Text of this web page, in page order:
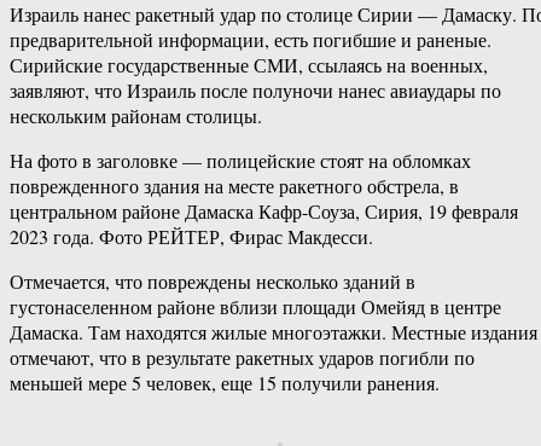
Израиль нанес ракетный удар по столице Сирии — Дамаску.
предварительной информации, есть погибшие и раненые.
Сирийские государственные СМИ, ссылаясь на военных,
заявляют, что Израиль после полуночи нанес авиаудары по
нескольким районам столицы.
На фото в заголовке — полицейские стоят на обломках
поврежденного здания на месте ракетного обстрела, в
центральном районе Дамаска Кафр-Соуза, Сирия, 19 февраля
2023 года. Фото РЕЙТЕР, Фирас Макдесси.
Отмечается, что повреждены несколько зданий в
густонаселенном районе вблизи площади Омейяд в центре
Дамаска. Там находятся жилые многоэтажки. Местные издания
отмечают, что в результате ракетных ударов погибли по
меньшей мере 5 человек, еще 15 получили ранения.